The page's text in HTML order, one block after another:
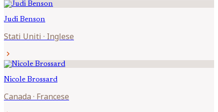
Judi Benson
Stati Uniti · Inglese
chevron_right
Nicole Brossard
Canada · Francese